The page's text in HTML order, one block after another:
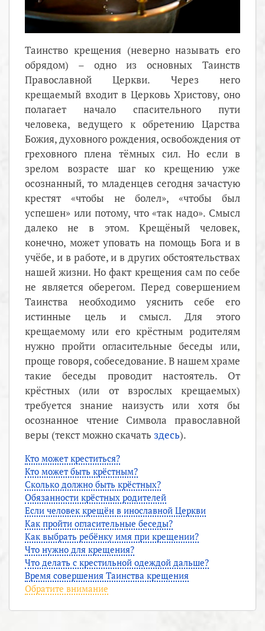
Таинство крещения (неверно называть его
обрядом) – одно из основных Таинств
Православной Церкви. Через него
крещаемый входит в Церковь Христову, оно
полагает начало спасительного пути
человека, ведущего к обретению Царства
Божия, духовного рождения, освобождения от
греховного плена тёмных сил. Но если в
зрелом возрасте шаг ко крещению уже
осознанный, то младенцев сегодня зачастую
крестят «чтобы не болел», «чтобы был
успешен» или потому, что «так надо». Смысл
далеко не в этом. Крещёный человек,
конечно, может уповать на помощь Бога и в
учёбе, и в работе, и в других обстоятельствах
нашей жизни. Но факт крещения сам по себе
не является оберегом. Перед совершением
Таинства необходимо уяснить себе его
истинные цель и смысл. Для этого
крещаемому или его крёстным родителям
нужно пройти огласительные беседы или,
проще говоря, собеседование. В нашем храме
такие беседы проводит настоятель. От
крёстных (или от взрослых крещаемых)
требуется знание наизусть или хотя бы
осознанное чтение Символа православной
веры (текст можно скачать здесь).
Кто может креститься?
Кто может быть крёстным?
Сколько должно быть крёстных?
Обязанности крёстных родителей
Если человек крещён в инославной Церкви
Как пройти огласительные беседы?
Как выбрать ребёнку имя при крещении?
Что нужно для крещения?
Что делать с крестильной одеждой дальше?
Время совершения Таинства крещения
Обратите внимание